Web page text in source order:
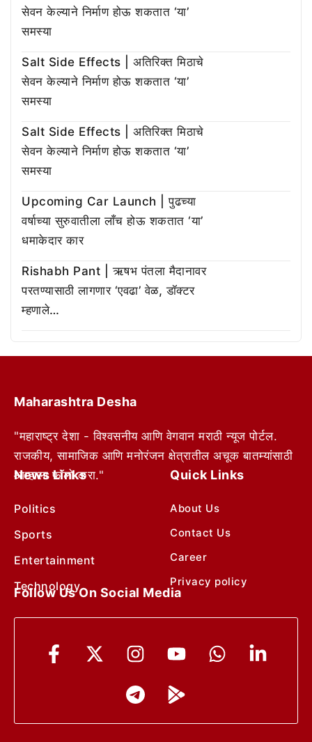
सेवन केल्याने निर्माण होऊ शकतात ‘या’
समस्या
Salt Side Effects | अतिरिक्त मिठाचे
सेवन केल्याने निर्माण होऊ शकतात ‘या’
समस्या
Salt Side Effects | अतिरिक्त मिठाचे
सेवन केल्याने निर्माण होऊ शकतात ‘या’
समस्या
Upcoming Car Launch | पुढच्या
वर्षाच्या सुरुवातीला लाँच होऊ शकतात ‘या’
धमाकेदार कार
Rishabh Pant | ऋषभ पंतला मैदानावर
परतण्यासाठी लागणार ‘एवढा’ वेळ, डॉक्टर
म्हणाले…
Maharashtra Desha
"महाराष्ट्र देशा - विश्वसनीय आणि वेगवान मराठी न्यूज पोर्टल.
राजकीय, सामाजिक आणि मनोरंजन क्षेत्रातील अचूक बातम्यांसाठी
आम्हाला फॉलो करा."
News Links
Politics
Sports
Entertainment
Technology
Quick Links
About Us
Contact Us
Career
Privacy policy
Follow Us On Social Media